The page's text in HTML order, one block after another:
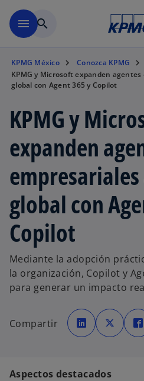
menu search
KPMG México Conozca KPMG
KPMG y Microsoft expanden
global con Agent 365 y Copilot
KPMG y
expanden
global con
Copilot
Mediante la adopción
la organización, Copilot y
para generar un impacto
Compartir e
a
b
u
n
e
a
b
Aspectos destacados